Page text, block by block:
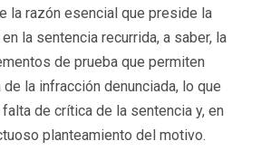
la razón esencial que preside la
la sentencia recurrida, a saber, la
de prueba que permiten
la infracción denunciada, lo que
de crítica de la sentencia y, en
planteamiento del motivo.